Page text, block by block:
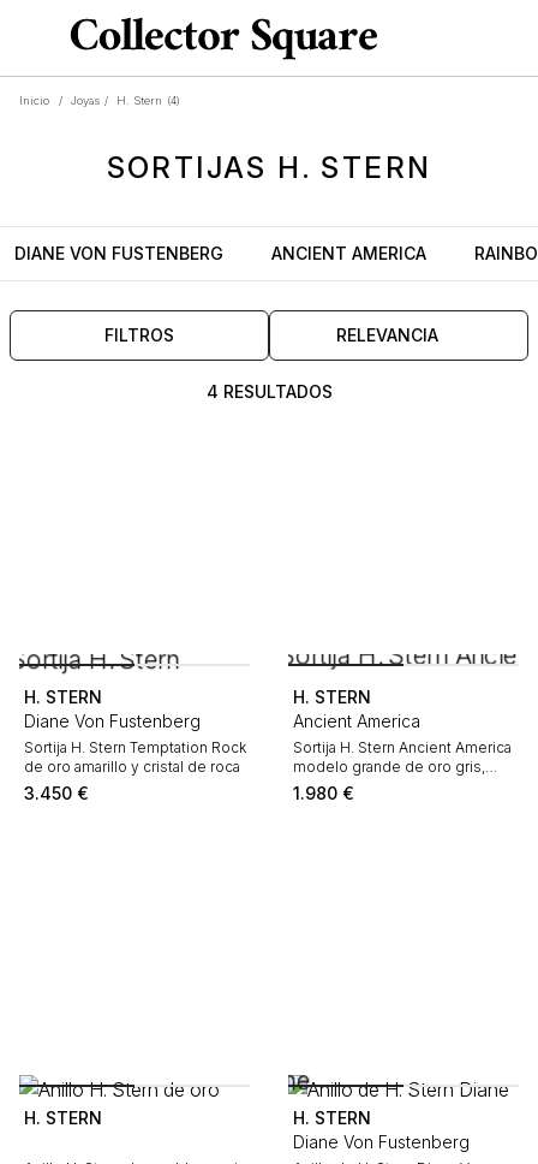
Inicio / Joyas / H. Stern (4)
SORTIJAS H. STERN
DIANE VON FUSTENBERG ANCIENT AMERICA
FILTROS RELEVANCIA
4 RESULTADOS
H. STERN
Diane Von Fustenberg
Sortija H. Stern Temptation Rock
de oro amarillo y cristal de roca
3.450 €
H. STERN
Ancient America
Sortija H. Stern Ancient America
modelo grande de oro gris,
diamantes negro y diamantes
color coñac
1.980 €
H. STERN
H. STERN
Diane Von Fustenberg